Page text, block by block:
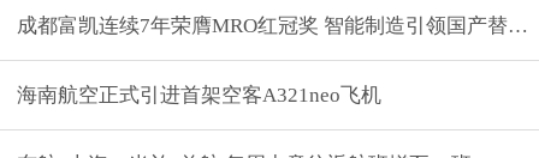
成都富凯连续7年荣膺MRO红冠奖 智能制造引领国产替代
海南航空正式引进首架空客A321neo飞机